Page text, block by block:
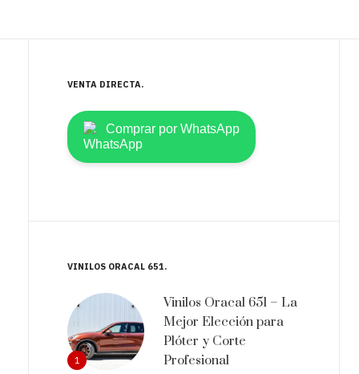
VENTA DIRECTA
Comprar por WhatsApp
VINILOS ORACAL 651
1
Vinilos Oracal 651 – La
Mejor Elección para
Plóter y Corte
Profesional